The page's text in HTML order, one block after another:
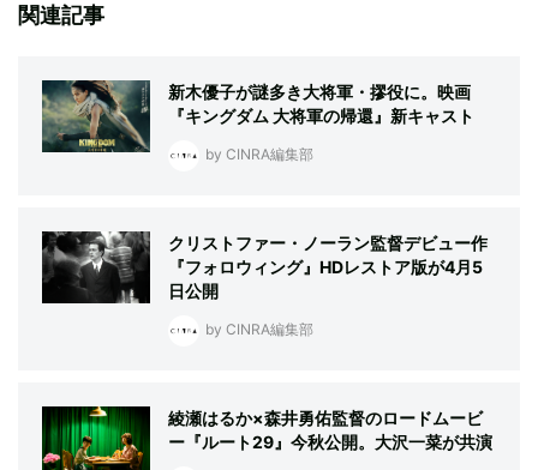
関連記事
新木優子が謎多き大将軍・摎役に。映画
『キングダム 大将軍の帰還』新キャスト
by CINRA編集部
クリストファー・ノーラン監督デビュー作
『フォロウィング』HDレストア版が4月5
日公開
by CINRA編集部
綾瀬はるか×森井勇佑監督のロードムービ
ー『ルート29』今秋公開。大沢一菜が共演